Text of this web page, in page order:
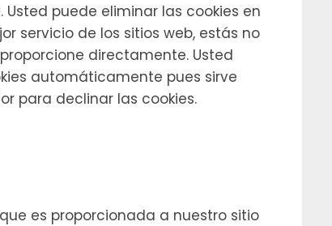
puede eliminar las cookies en
servicio de los sitios web, estás no
directamente. Usted
automáticamente pues sirve
para declinar las cookies.
es proporcionada a nuestro sitio